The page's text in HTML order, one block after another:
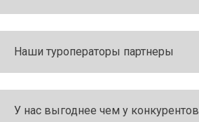
Наши туроператоры партнеры
У нас выгоднее чем у конкурентов